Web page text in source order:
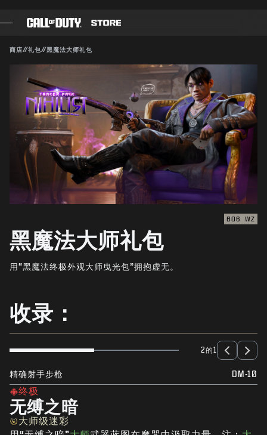
战斗通行证
黑色组织
使命召唤点数
装备商店
COMBAT BUILDS
游戏
新闻
电竞
商店//礼包//黑魔法大师礼包
兼容对象：
确认购买
取消
动视有权随时更新、替换或删除此游戏内容。
BO6 WZ
黑魔法大师礼包
用“黑魔法终极外观大师曳光包”拥抱虚无。
收录：
2的1
精确射手步枪 DM-10
终极
无缚之暗
大师级迷彩